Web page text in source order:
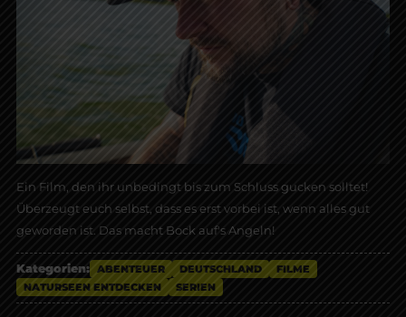
Ein Film, den ihr unbedingt bis zum Schluss gucken solltet!
Überzeugt euch selbst, dass es erst vorbei ist, wenn alles gut
geworden ist. Das macht Bock auf's Angeln!
Kategorien: ABENTEUER DEUTSCHLAND
FILME
NATURSEEN ENTDECKEN
SERIEN